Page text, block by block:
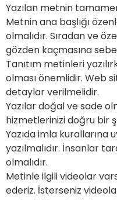
Yazılan metnin
Metnin ana başlığı
olmalıdır. Sıradan ve
gözden kaçmasına
Tanıtım metinleri
olması önemlidir. Web
detaylar verilmelidir.
Yazılar doğal ve sade
hizmetlerinizi doğru bir
Yazıda imla kurallarına
yazılmalıdır. İnsanlar
olmalıdır.
Metinle ilgili videolar
ederiz. İsterseniz